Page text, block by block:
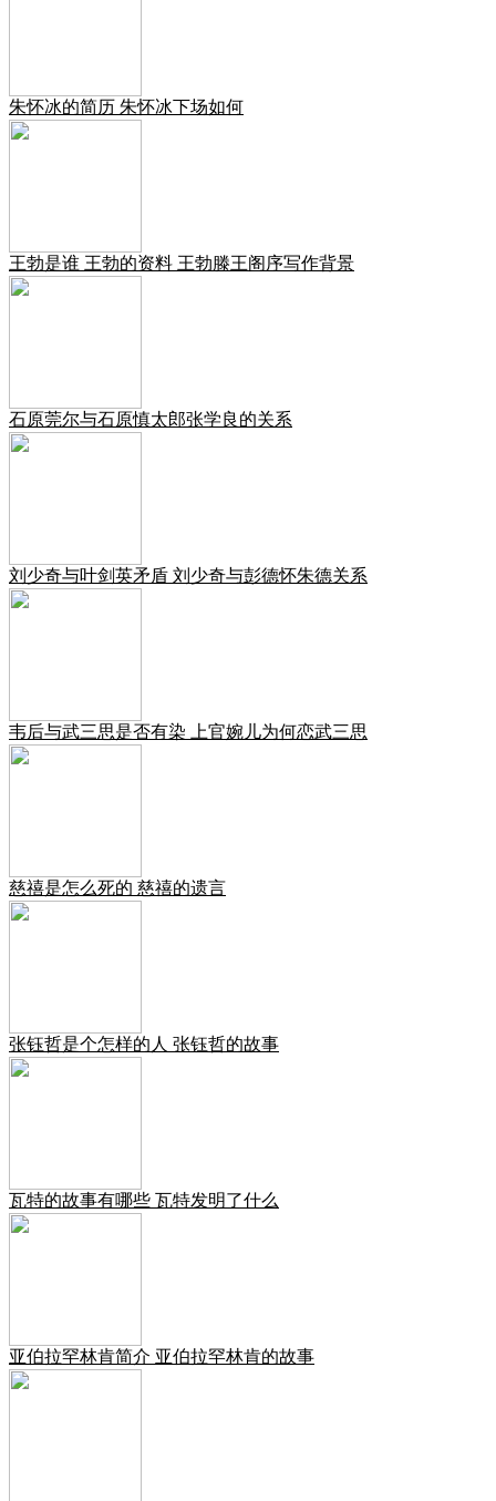
朱怀冰的简历 朱怀冰下场如何
王勃是谁 王勃的资料 王勃滕王阁序写作背景
石原莞尔与石原慎太郎张学良的关系
刘少奇与叶剑英矛盾 刘少奇与彭德怀朱德关系
韦后与武三思是否有染 上官婉儿为何恋武三思
慈禧是怎么死的 慈禧的遗言
张钰哲是个怎样的人 张钰哲的故事
瓦特的故事有哪些 瓦特发明了什么
亚伯拉罕林肯简介 亚伯拉罕林肯的故事